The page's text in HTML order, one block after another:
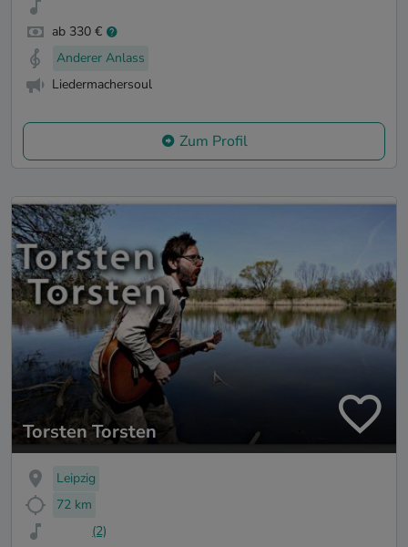
ab 330 €
Anderer Anlass
Liedermachersoul
Zum Profil
Torsten Torsten
Leipzig
72 km
(2)